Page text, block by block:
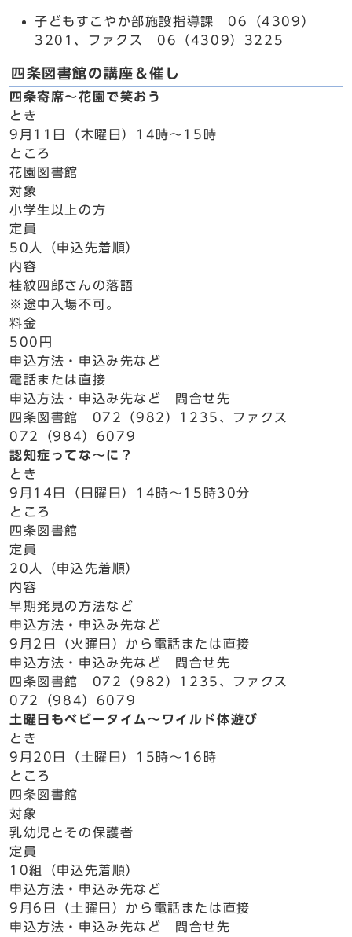
子どもすこやか部施設指導課 06（4309）
3201、ファクス 06（4309）3225
四条図書館の講座＆催し
四条寄席～花園で笑おう
とき
9月11日（木曜日）14時～15時
ところ
花園図書館
対象
小学生以上の方
定員
50人（申込先着順）
内容
桂紋四郎さんの落語
※途中入場不可。
料金
500円
申込方法・申込み先など
電話または直接
申込方法・申込み先など 問合せ先
四条図書館 072（982）1235、ファクス
072（984）6079
認知症ってな～に？
とき
9月14日（日曜日）14時～15時30分
ところ
四条図書館
定員
20人（申込先着順）
内容
早期発見の方法など
申込方法・申込み先など
9月2日（火曜日）から電話または直接
申込方法・申込み先など 問合せ先
四条図書館 072（982）1235、ファクス
072（984）6079
土曜日もベビータイム～ワイルド体遊び
とき
9月20日（土曜日）15時～16時
ところ
四条図書館
対象
乳幼児とその保護者
定員
10組（申込先着順）
申込方法・申込み先など
9月6日（土曜日）から電話または直接
申込方法・申込み先など 問合せ先